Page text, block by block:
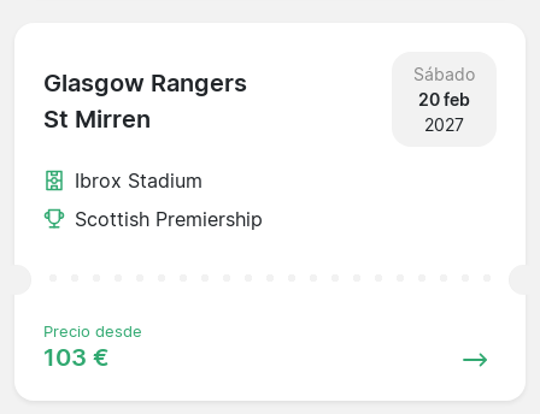
Glasgow Rangers
St Mirren
Sábado
20 feb
2027
Ibrox Stadium
Scottish Premiership
Precio desde
103 €